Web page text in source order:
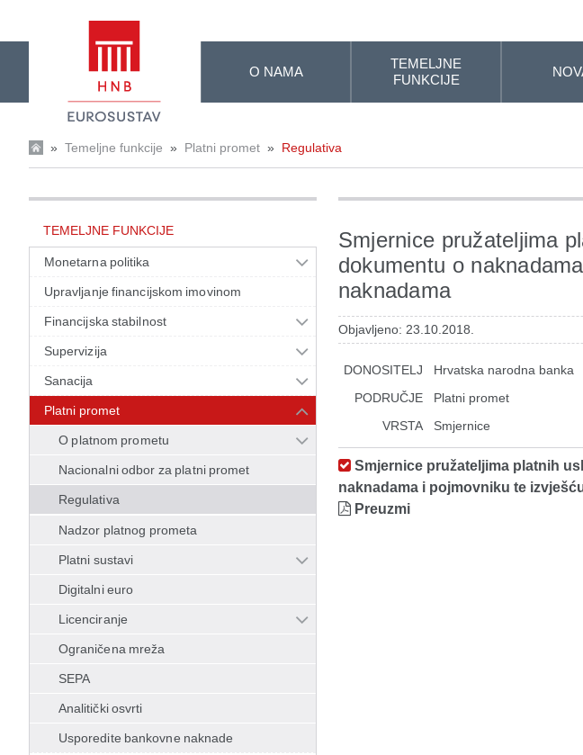
O NAMA
TEMELJNE
FUNKCIJE
» Temeljne funkcije » Platni promet » Regulativa
TEMELJNE FUNKCIJE
Monetarna politika
Upravljanje financijskom imovinom
Financijska stabilnost
Supervizija
Sanacija
Platni promet
O platnom prometu
Nacionalni odbor za platni promet
Regulativa
Nadzor platnog prometa
Platni sustavi
Digitalni euro
Licenciranje
Ograničena mreža
SEPA
Analitički osvrti
Usporedite bankovne naknade
Smjernice pružateljima
dokumentu o
naknadama
Objavljeno: 23.10.2018.
DONOSITELJ
Hrvatska narodna banka
PODRUČJE
Platni promet
VRSTA
Smjernice
Smjernice pružateljima platnih
naknadama i pojmovniku te
Preuzmi